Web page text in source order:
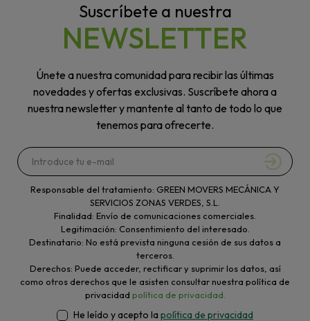
Suscríbete a nuestra
NEWSLETTER
Únete a nuestra comunidad para recibir las últimas
novedades y ofertas exclusivas. Suscríbete ahora a
nuestra newsletter y mantente al tanto de todo lo que
tenemos para ofrecerte.
Responsable del tratamiento: GREEN MOVERS MECÁNICA Y
SERVICIOS ZONAS VERDES, S.L.
Finalidad: Envío de comunicaciones comerciales.
Legitimación: Consentimiento del interesado.
Destinatario: No está prevista ninguna cesión de sus datos a
terceros.
Derechos: Puede acceder, rectificar y suprimir los datos, así
como otros derechos que le asisten consultar nuestra política de
privacidad política de privacidad.
He leído y acepto la política de privacidad